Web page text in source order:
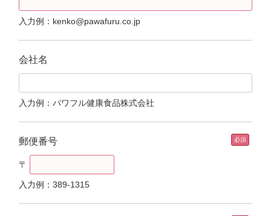
入力例：kenko@pawafuru.co.jp
会社名
入力例：パワフル健康食品株式会社
郵便番号
〒
入力例：389-1315